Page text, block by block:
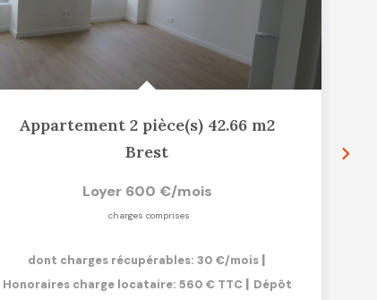
Appartement 2 pièce(s) 42.66 m2
Brest
Loyer 600 €/mois
charges comprises
dont charges récupérables: 30 €/mois |
Honoraires charge locataire: 560 € TTC | Dépôt